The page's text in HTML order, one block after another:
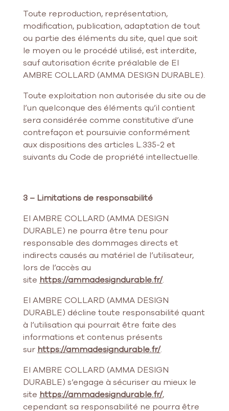
Toute reproduction, représentation,
modification, publication, adaptation de tout
ou partie des éléments du site, quel que soit
le moyen ou le procédé utilisé, est interdite,
sauf autorisation écrite préalable de EI
AMBRE COLLARD (AMMA DESIGN DURABLE).
Toute exploitation non autorisée du site ou de
l’un quelconque des éléments qu’il contient
sera considérée comme constitutive d’une
contrefaçon et poursuivie conformément
aux dispositions des articles L.335-2 et
suivants du Code de propriété intellectuelle.
3 – Limitations de responsabilité
EI AMBRE COLLARD (AMMA DESIGN
DURABLE) ne pourra être tenu pour
responsable des dommages directs et
indirects causés au matériel de l’utilisateur,
lors de l’accès au
site https://ammadesigndurable.fr/.
EI AMBRE COLLARD (AMMA DESIGN
DURABLE) décline toute responsabilité quant
à l’utilisation qui pourrait être faite des
informations et contenus présents
sur https://ammadesigndurable.fr/.
EI AMBRE COLLARD (AMMA DESIGN
DURABLE) s’engage à sécuriser au mieux le
site https://ammadesigndurable.fr/,
cependant sa responsabilité ne pourra être